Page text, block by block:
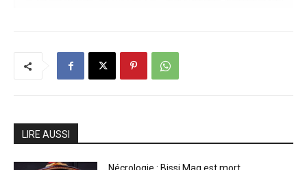
LIRE AUSSI